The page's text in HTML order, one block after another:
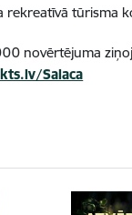
tūrisma
novērtējuma
Salaca